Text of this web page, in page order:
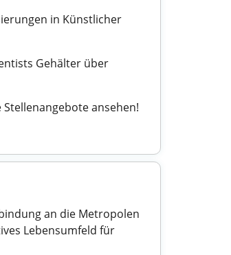
in Künstlicher
Gehälter über
ansehen!
an die Metropolen
Lebensumfeld für